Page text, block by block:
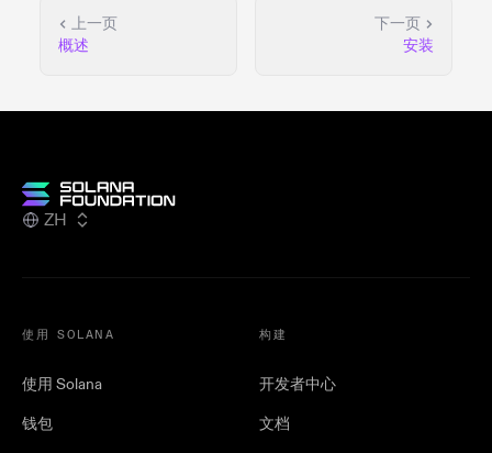
上一页
概述
下一页
安装
ZH
使用 SOLANA
使用 Solana
钱包
构建
开发者中心
文档